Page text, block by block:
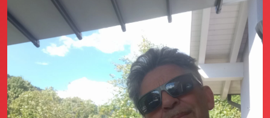
Scopri Club di Più
Le testimonianze Club di Più
La fondatrice Valeria Pilla
Annunci Donne